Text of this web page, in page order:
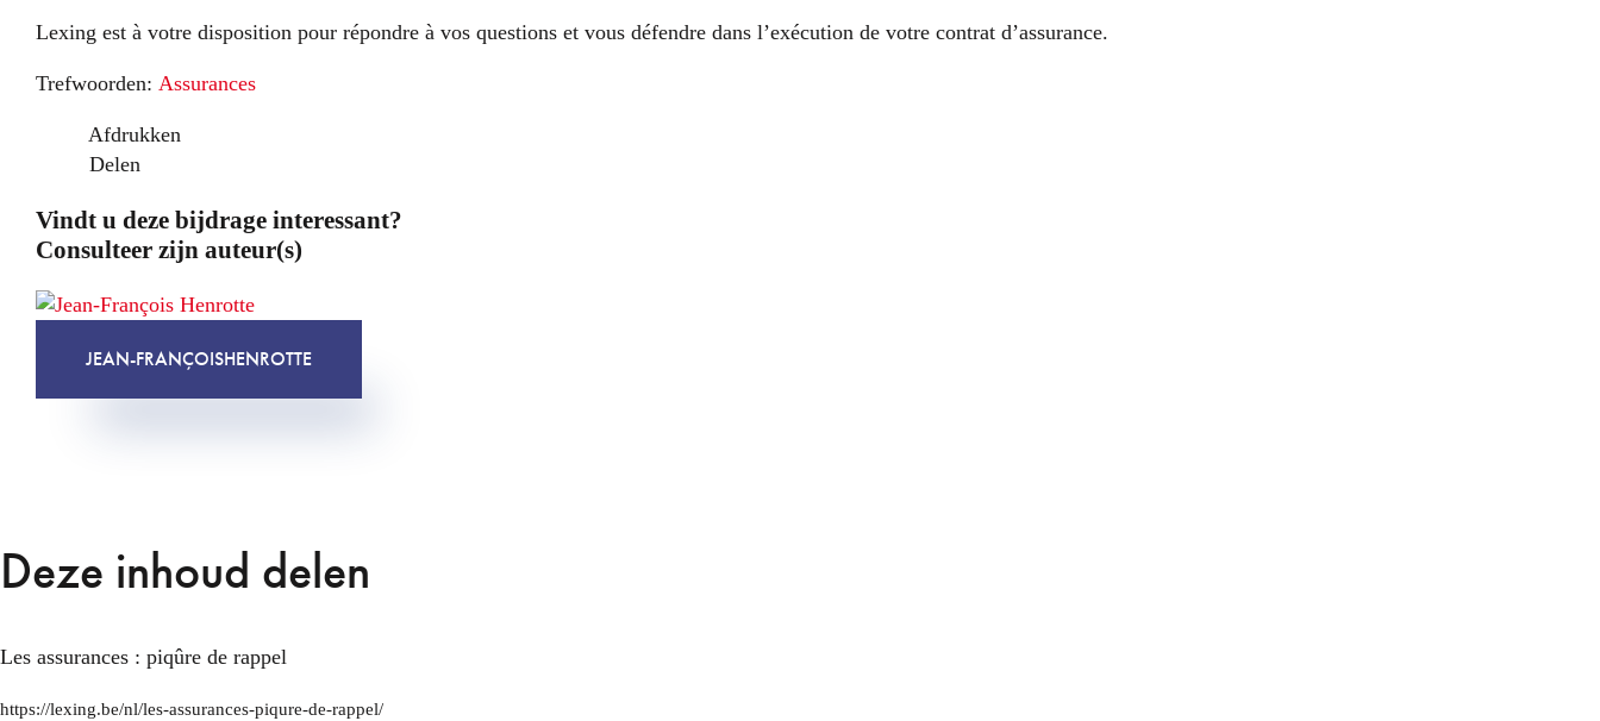
Lexing est à votre disposition pour répondre à vos questions et vous défendre dans l’exécution de votre contrat d’assurance.
Trefwoorden: Assurances
Afdrukken
Delen
Vindt u deze bijdrage interessant?
Consulteer zijn auteur(s)
JEAN-FRANÇOISHENROTTE
Deze inhoud delen
Les assurances : piqûre de rappel
https://lexing.be/nl/les-assurances-piqure-de-rappel/